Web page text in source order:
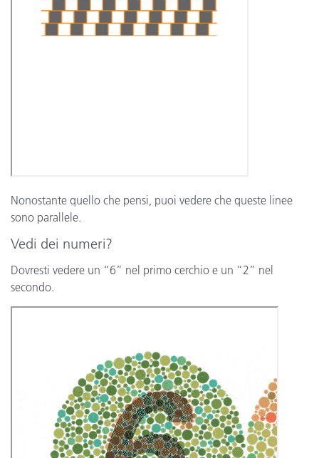
Nonostante quello che pensi, puoi vedere che queste linee
sono parallele.
Vedi dei numeri?
Dovresti vedere un “6” nel primo cerchio e un “2” nel
secondo.